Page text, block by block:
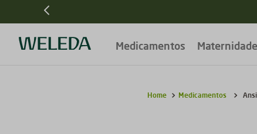
Medicamentos Maternidade
Medicamentos